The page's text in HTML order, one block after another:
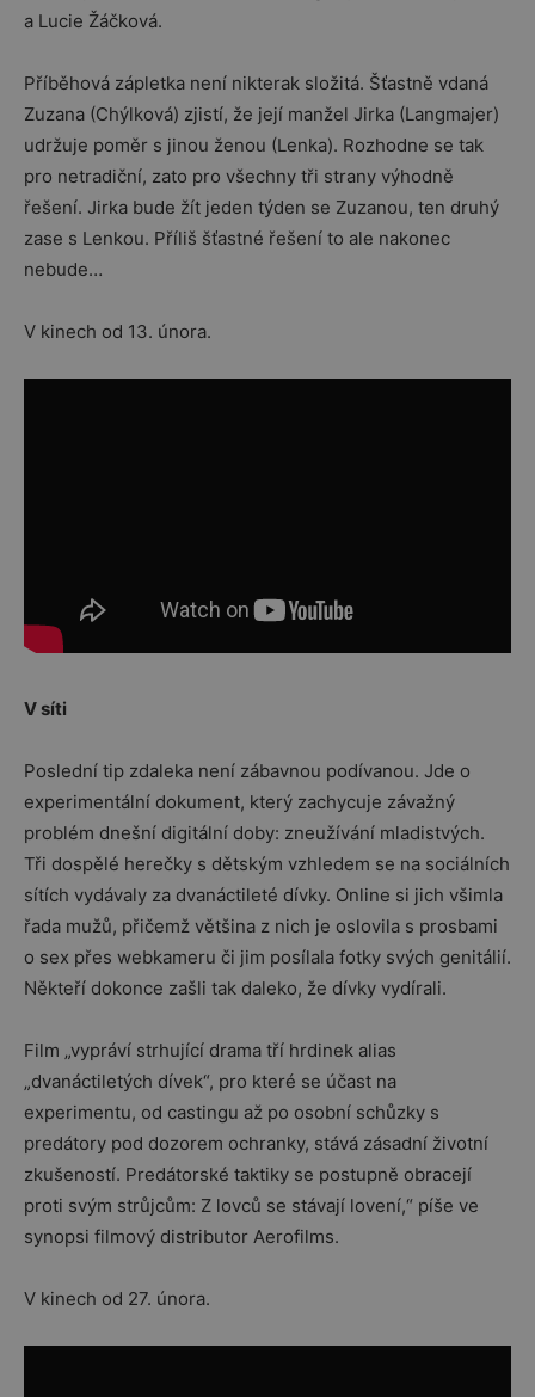
a Lucie Žáčková.
Příběhová zápletka není nikterak složitá. Šťastně vdaná
Zuzana (Chýlková) zjistí, že její manžel Jirka (Langmajer)
udržuje poměr s jinou ženou (Lenka). Rozhodne se tak
pro netradiční, zato pro všechny tři strany výhodně
řešení. Jirka bude žít jeden týden se Zuzanou, ten druhý
zase s Lenkou. Příliš šťastné řešení to ale nakonec
nebude…
V kinech od 13. února.
V síti
Poslední tip zdaleka není zábavnou podívanou. Jde o
experimentální dokument, který zachycuje závažný
problém dnešní digitální doby: zneužívání mladistvých.
Tři dospělé herečky s dětským vzhledem se na sociálních
sítích vydávaly za dvanáctileté dívky. Online si jich všimla
řada mužů, přičemž většina z nich je oslovila s prosbami
o sex přes webkameru či jim posílala fotky svých genitálií.
Někteří dokonce zašli tak daleko, že dívky vydírali.
Film „vypráví strhující drama tří hrdinek alias
„dvanáctiletých dívek“, pro které se účast na
experimentu, od castingu až po osobní schůzky s
predátory pod dozorem ochranky, stává zásadní životní
zkušeností. Predátorské taktiky se postupně obracejí
proti svým strůjcům: Z lovců se stávají lovení,“ píše ve
synopsi filmový distributor Aerofilms.
V kinech od 27. února.